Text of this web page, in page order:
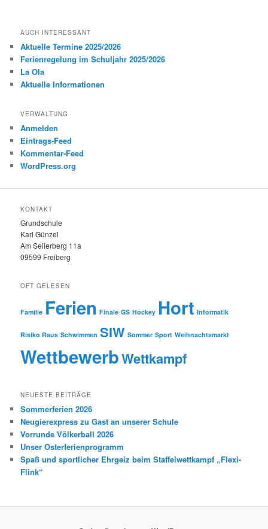
AUCH INTERESSANT
Aktuelle Termine 2025/2026
Ferienregelung im Schuljahr 2025/2026
La Ola
Aktuelle Informationen
VERWALTUNG
Anmelden
Eintrags-Feed
Kommentar-Feed
WordPress.org
KONTAKT
Grundschule
Karl Günzel
Am Seilerberg 11a
09599 Freiberg
OFT GELESEN
Familie Ferien Finale GS Hockey Hort Informatik
Risiko Raus Schwimmen SIW Sommer Sport Weihnachtsmarkt
WettbewerbWettkampf
NEUESTE BEITRÄGE
Sommerferien 2026
Neugierexpress zu Gast an unserer Schule
Vorrunde Völkerball 2026
Unser Osterferienprogramm
Spaß und sportlicher Ehrgeiz beim Staffelwettkampf „Flexi-
Flink“